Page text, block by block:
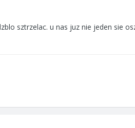
sztrzelac. u nas juz nie jeden sie